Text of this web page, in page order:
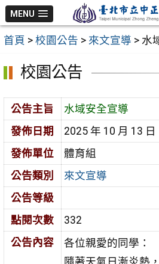
跳
至
主
MENU
首頁 > 校園公告 > 來文宣導 > 水
校園公告
公告主旨
水域安全宣導
發佈日期
2025 年 10 月 13 日
發佈單位
體育組
公告類別
來文宣導
公告等級
點閱次數
332
公告內容
各位親愛的同學：
隨著天氣日漸炎熱